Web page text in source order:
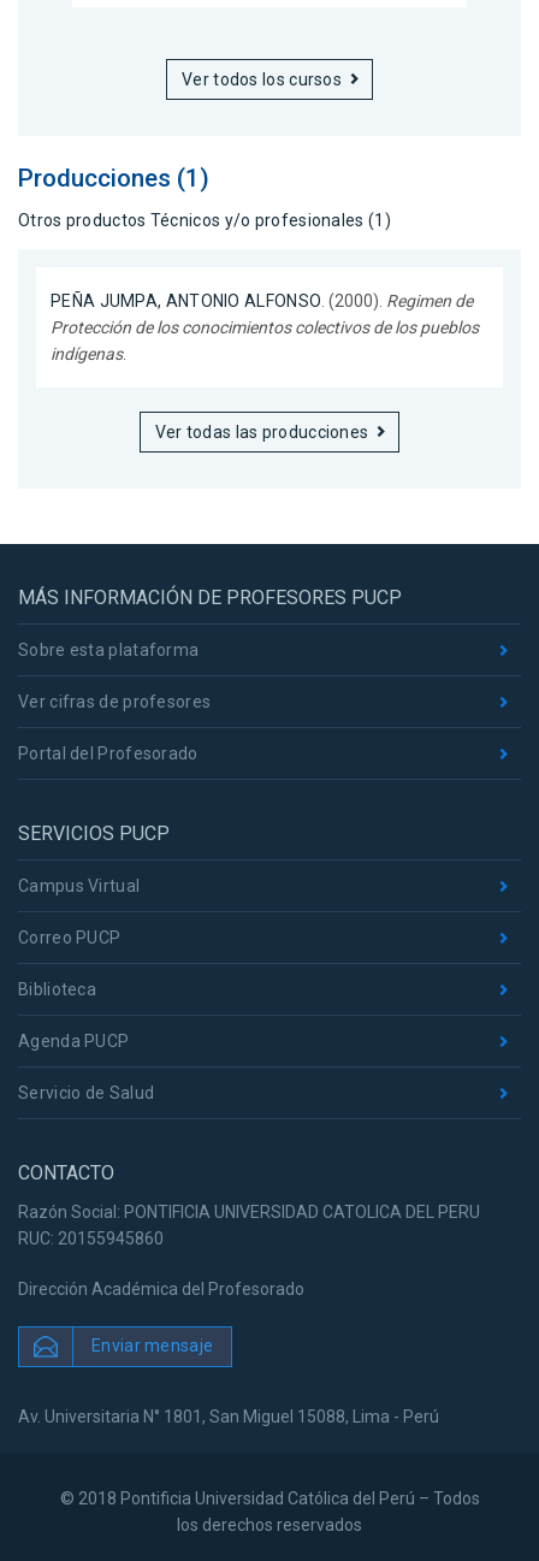
Ver todos los cursos
Producciones (1)
Otros productos Técnicos y/o profesionales (1)
PEÑA JUMPA, ANTONIO ALFONSO . (2000). Regimen de
Protección de los conocimientos colectivos de los pueblos
indígenas.
Ver todas las producciones
MÁS INFORMACIÓN DE PROFESORES PUCP
Sobre esta plataforma
Ver cifras de profesores
Portal del Profesorado
SERVICIOS PUCP
Campus Virtual
Correo PUCP
Biblioteca
Agenda PUCP
Servicio de Salud
CONTACTO
Razón Social: PONTIFICIA UNIVERSIDAD CATOLICA DEL PERU
RUC: 20155945860
Dirección Académica del Profesorado
Enviar mensaje
Av. Universitaria N° 1801, San Miguel 15088, Lima - Perú
© 2018 Pontificia Universidad Católica del Perú – Todos
los derechos reservados